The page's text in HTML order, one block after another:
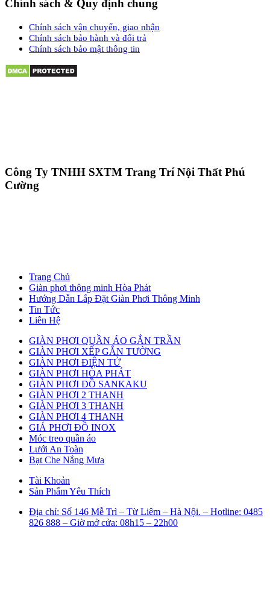
Chính sách & Quy định chung
Chính sách vận chuyển, giao nhận
Chính sách bảo hành và đổi trả
Chính sách bảo mật thông tin
Công Ty TNHH SXTM Trang Trí Nội Thất Phú
Cường
Trang Chủ
Giàn phơi thông minh Hòa Phát
Hướng Dẫn Lắp Đặt Giàn Phơi Thông Minh
Tin Tức
Liên Hệ
GIÀN PHƠI QUẦN ÁO GẮN TRẦN
GIÀN PHƠI XẾP GẮN TƯỜNG
GIÀN PHƠI ĐIỆN TỬ
GIÀN PHƠI HÒA PHÁT
GIÀN PHƠI ĐỒ SANKAKU
GIÀN PHƠI 2 THANH
GIÀN PHƠI 3 THANH
GIÀN PHƠI 4 THANH
GIÁ PHƠI ĐỒ INOX
Móc treo quần áo
Lưới An Toàn
Bạt Che Nắng Mưa
Tài Khoản
Sản Phẩm Yêu Thích
Địa chỉ: Số 146 Mễ Trì – Từ Liêm – Hà Nội. – Hotline: 0485
826 888 – Giờ mở cửa: 08h15 – 22h00